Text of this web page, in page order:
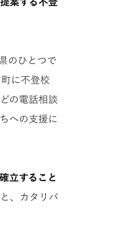
案する不登
のひとつで
に不登校
の電話相談
への支援に
立すること
と、カタリバ